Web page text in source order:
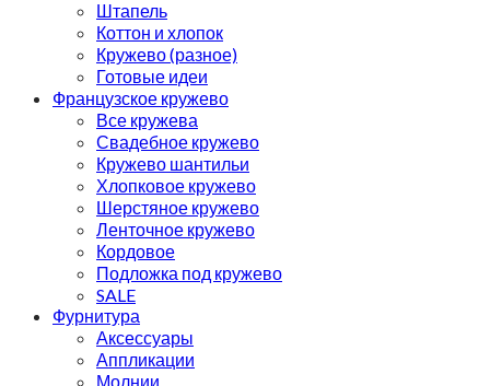
Штапель
Коттон и хлопок
Кружево (разное)
Готовые идеи
Французское кружево
Все кружева
Свадебное кружево
Кружево шантильи
Хлопковое кружево
Шерстяное кружево
Ленточное кружево
Кордовое
Подложка под кружево
SALE
Фурнитура
Аксессуары
Аппликации
Молнии